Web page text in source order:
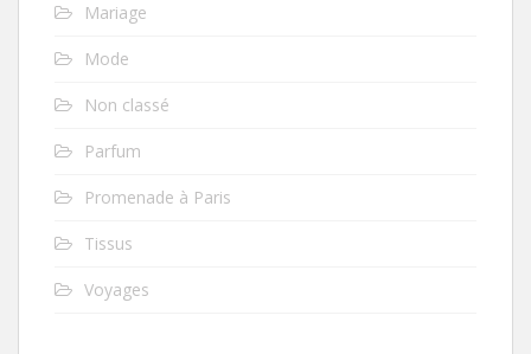
Mariage
Mode
Non classé
Parfum
Promenade à Paris
Tissus
Voyages